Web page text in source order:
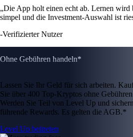
„Die App holt einen echt ab. Lernen wird
simpel und die Investment-Auswahl ist
-Verifizierter Nutzer
Ohne Gebühren handeln*
Lassen Sie Ihr Geld für sich arbeiten.
Sie über 400 Top-Kryptos ohne
Werden Sie Teil von Level Up und
führende Rewards. Es gelten die AGB.*
Level Up beitreten